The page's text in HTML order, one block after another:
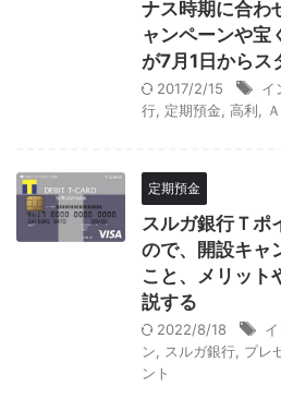
ナス時期に合わ
ャンペーンや宝
が7月1日からス
2017/2/15 イ
行 定期預金 高利
定期預金
スルガ銀行Ｔポ
ので、開設キャ
こと、メリット
説する
2022/8/18
ン
スルガ銀行 プレ
ント